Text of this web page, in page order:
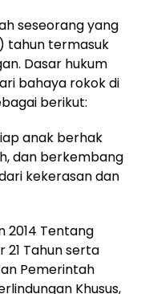
seseorang yang
tahun termasuk
Dasar hukum
bahaya rokok di
berikut:
anak berhak
dan berkembang
kekerasan dan
2014 Tentang
21 Tahun serta
Pemerintah
Khusus,